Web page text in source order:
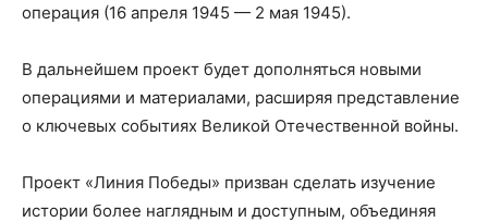
операция (16 апреля 1945 — 2 мая 1945).
В дальнейшем проект будет дополняться новыми
операциями и материалами, расширяя представление
о ключевых событиях Великой Отечественной войны.
Проект «Линия Победы» призван сделать изучение
истории более наглядным и доступным, объединяя